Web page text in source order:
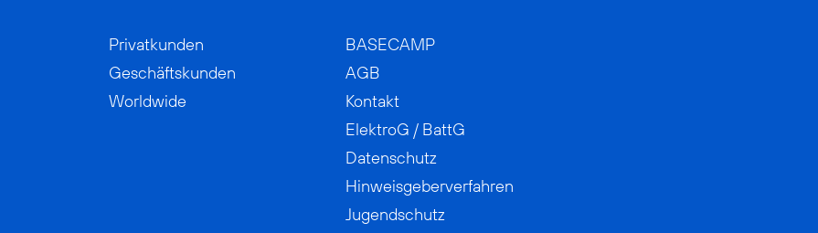
Privatkunden
Geschäftskunden
Worldwide
BASECAMP
AGB
Kontakt
ElektroG / BattG
Datenschutz
Hinweisgeberverfahren
Jugendschutz